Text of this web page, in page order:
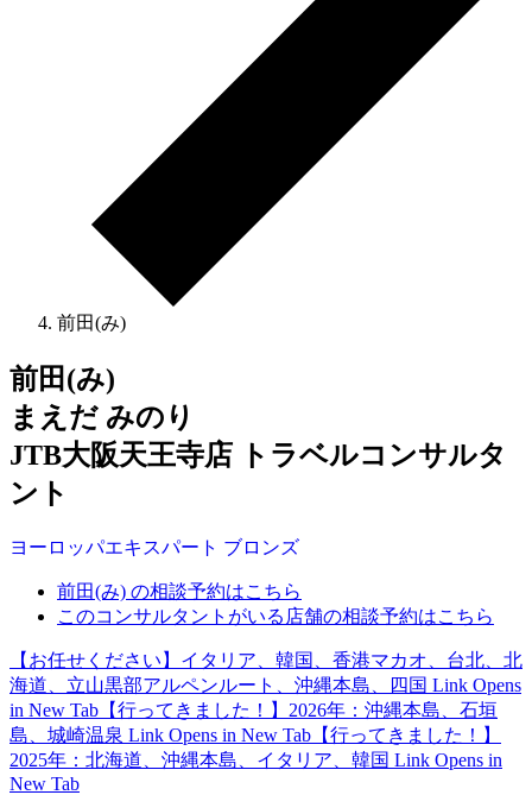
前田(み)
前田(み)
まえだ みのり
JTB大阪天王寺店 トラベルコンサルタ
ント
ヨーロッパエキスパート ブロンズ
前田(み) の相談予約はこちら
このコンサルタントがいる店舗の相談予約はこちら
【お任せください】イタリア、韓国、香港マカオ、台北、北
海道、立山黒部アルペンルート、沖縄本島、四国 Link Opens
in New Tab 【行ってきました！】2026年：沖縄本島、石垣
島、城崎温泉 Link Opens in New Tab 【行ってきました！】
2025年：北海道、沖縄本島、イタリア、韓国 Link Opens in
New Tab